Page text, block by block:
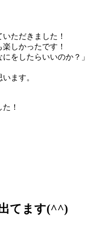
ただきました！
しかったです！
をしたらいいのか？」
ます。
！
てます(^^)